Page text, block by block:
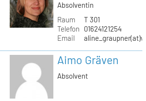
Absolventin
Raum
T 301
Telefon
01624121254
Email
Aimo Gräven
Absolvent